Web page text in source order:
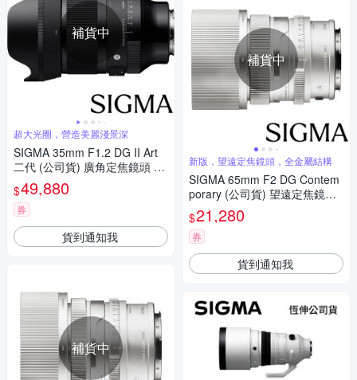
補貨中
超大光圈，營造美麗淺景深
SIGMA 35mm F1.2 DG II Art
二代 (公司貨) 廣角定焦鏡頭 人
像鏡 全片幅無反微單眼鏡頭
$49,880
券
貨到通知我
補貨中
補貨中
新版，望遠定焦鏡頭，全金屬結構
SIGMA 65mm F2 DG Contem
porary (公司貨) 望遠定焦鏡頭
全片幅無反微單眼鏡頭 i系列
$21,280
券
貨到通知我